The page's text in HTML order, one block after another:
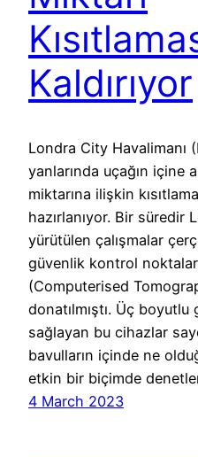
Kaldırıyor
Londra City Havalimanı
yanlarında uçağın içine
miktarına ilişkin
hazırlanıyor. Bir süredir
yürütülen çalışmalar
güvenlik kontrol
(Computerised
donatılmıştı. Üç boyutlu
sağlayan bu cihazlar
bavulların içinde ne
etkin bir biçimde
4 March 2023